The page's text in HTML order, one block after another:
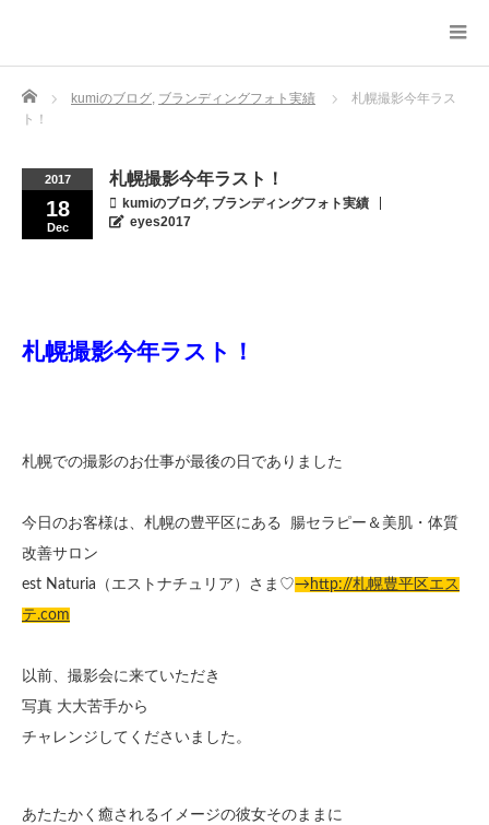
Home kumiのブログ, ブランディングフォト実績
札幌撮影今年ラス
ト！
2017
18
Dec
札幌撮影今年ラスト！
kumiのブログ, ブランディングフォト実績
eyes2017
札幌撮影今年ラスト！
札幌での撮影のお仕事が最後の日でありました
今日のお客様は、札幌の豊平区にある 腸セラピー＆美肌・体質
改善サロン
est Naturia（エストナチュリア）さま♡→ http://札幌豊平区エス
テ.com
以前、撮影会に来ていただき
写真 大大苦手から
チャレンジしてくださいました。
あたたかく癒されるイメージの彼女そのままに